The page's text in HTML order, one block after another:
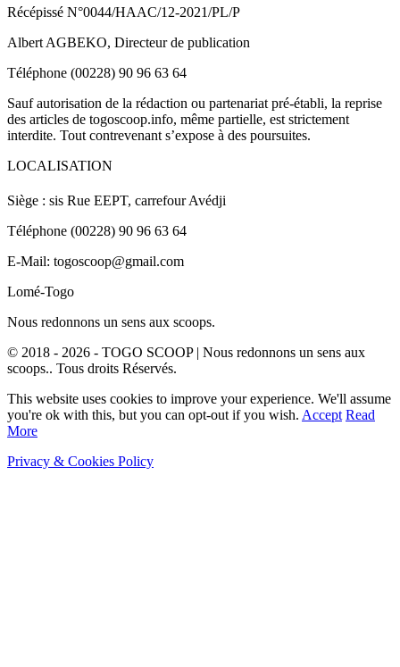
Récépissé N°0044/HAAC/12-2021/PL/P
Albert AGBEKO, Directeur de publication
Téléphone (00228) 90 96 63 64
Sauf autorisation de la rédaction ou partenariat pré-établi, la reprise
des articles de togoscoop.info, même partielle, est strictement
interdite. Tout contrevenant s’expose à des poursuites.
LOCALISATION
Siège : sis Rue EEPT, carrefour Avédji
Téléphone (00228) 90 96 63 64
E-Mail: togoscoop@gmail.com
Lomé-Togo
Nous redonnons un sens aux scoops.
© 2018 - 2026 - TOGO SCOOP | Nous redonnons un sens aux
scoops.. Tous droits Réservés.
This website uses cookies to improve your experience. We'll assume
you're ok with this, but you can opt-out if you wish. Accept Read
More
Privacy & Cookies Policy